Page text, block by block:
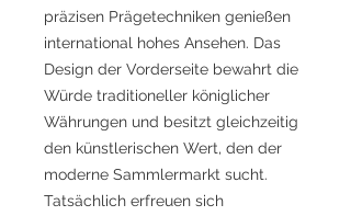
präzisen Prägetechniken genießen
international hohes Ansehen. Das
Design der Vorderseite bewahrt die
Würde traditioneller königlicher
Währungen und besitzt gleichzeitig
den künstlerischen Wert, den der
moderne Sammlermarkt sucht.
Tatsächlich erfreuen sich